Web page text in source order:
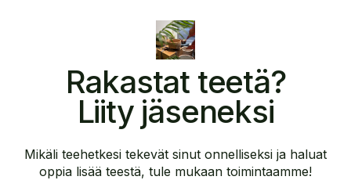
Rakastat teetä?
Liity jäseneksi
Mikäli teehetkesi tekevät sinut onnelliseksi ja haluat
oppia lisää teestä, tule mukaan toimintaamme!